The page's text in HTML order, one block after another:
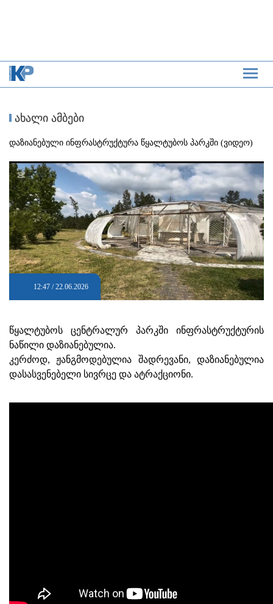
ახალი ამბები
დაზიანებული ინფრასტრუქტურა წყალტუბოს პარკში (ვიდეო)
12:47 / 22.06.2026
წყალტუბოს ცენტრალურ პარკში ინფრასტრუქტურის
ნაწილი დაზიანებულია.
კერძოდ, ჟანგმოდებულია შადრევანი, დაზიანებულია
დასასვენებელი სივრცე და ატრაქციონი.